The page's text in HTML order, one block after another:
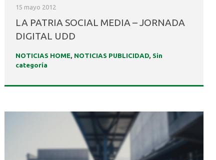
15 mayo 2012
LA PATRIA SOCIAL MEDIA – JORNADA
DIGITAL UDD
NOTICIAS HOME, NOTICIAS PUBLICIDAD, Sin
categoría